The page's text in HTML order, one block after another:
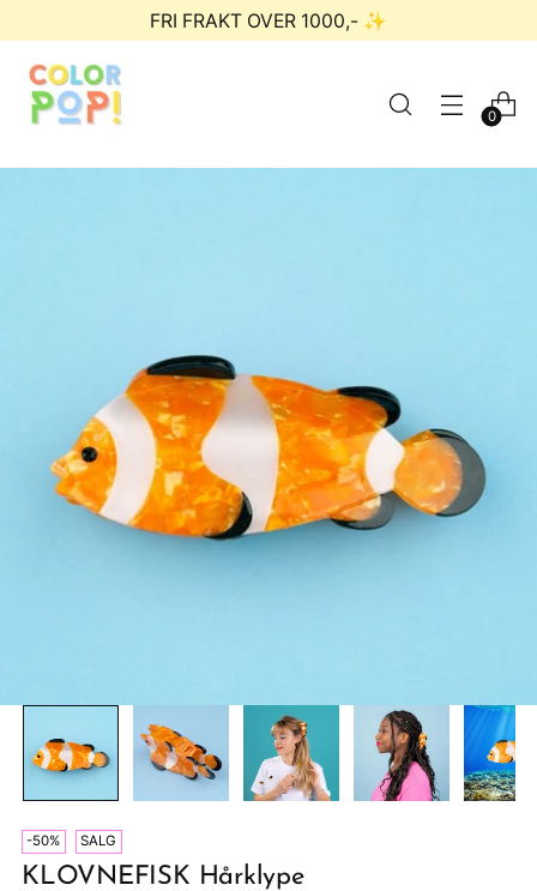
FRI FRAKT OVER 1000,- ✨
0
-50% SALG
KLOVNEFISK Hårklype